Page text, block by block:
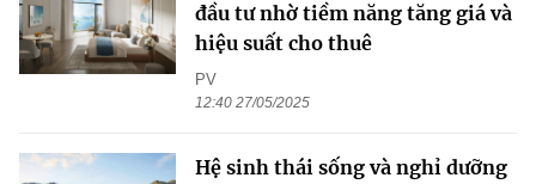
đầu tư nhờ tiềm năng tăng giá và
hiệu suất cho thuê
PV
12:40 27/05/2025
Hệ sinh thái sống và nghỉ dưỡng